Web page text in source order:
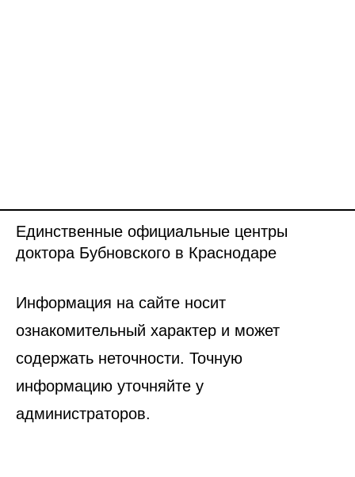
Единственные официальные центры
доктора Бубновского в Краснодаре
Информация на сайте носит
ознакомительный характер и может
содержать неточности. Точную
информацию уточняйте у
администраторов.